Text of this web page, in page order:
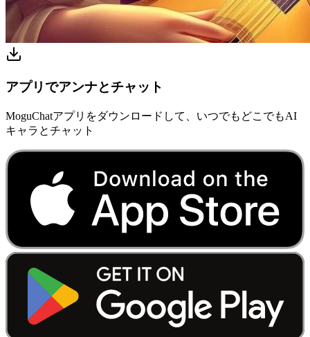
アプリでアンナとチャット
MoguChatアプリをダウンロードして、いつでもどこでもAI
キャラとチャット